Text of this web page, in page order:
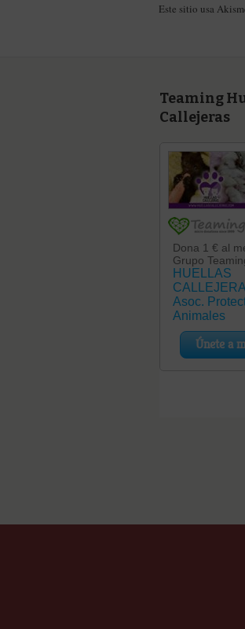
Este sitio usa
Teaming
Callejeras